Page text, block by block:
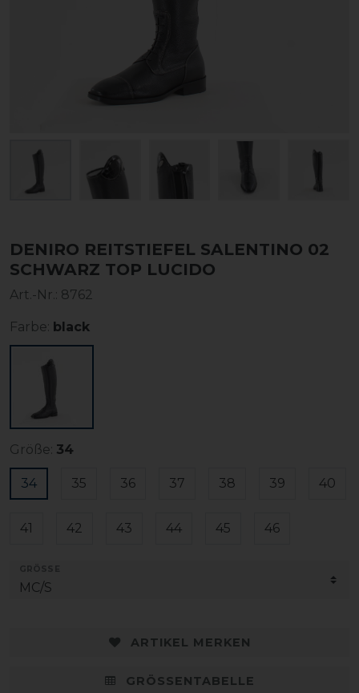
DENIRO REITSTIEFEL SALENTINO 02
SCHWARZ TOP LUCIDO
Art.-Nr.: 8762
Farbe: black
Größe: 34
34 35 36 37 38 39 40
41 42 43 44 45 46
ARTIKEL MERKEN
GRÖSSENTABELLE